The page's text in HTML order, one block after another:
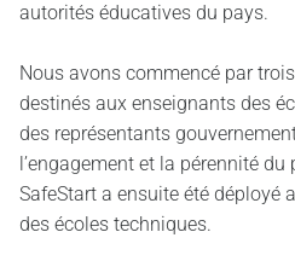
autorités éducatives du pays.
Nous avons commencé par
destinés aux enseignants des
des représentants
l’engagement et la pérennité
SafeStart a ensuite été déployé
des écoles techniques.